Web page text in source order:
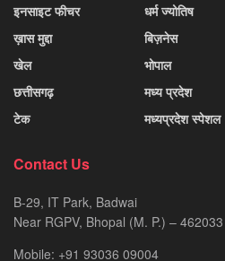
इनसाइट फीचर
ख़ास मुद्दा
खेल
छत्तीसगढ़
टेक
धर्म ज्योतिष
बिज़नेस
भोपाल
मध्य प्रदेश
मध्यप्रदेश स्पेशल
Contact Us
B-29, IT Park, Badwai
Near RGPV, Bhopal (M. P.) – 462033
Mobile: +91 93036 09004